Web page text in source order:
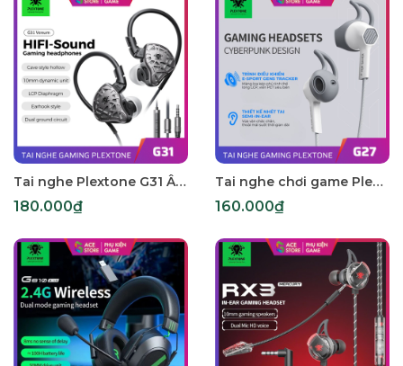
Tai nghe Plextone G31 Âm Thanh Định Vị Chuẩn Xác | Jack 3.5mm | Mic Đàm Thoại | Móc Tai Chống Rơi
180.000₫
Tai nghe chơi game Plextone G27 trang bị màn loa kép, dây chống đứt & chống rối
160.000₫